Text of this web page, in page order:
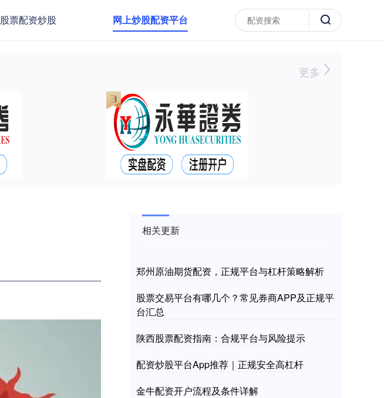
股票配资炒股 网上炒股配资平台
更多
相关更新
郑州原油期货配资，正规平台与杠杆策略解析
股票交易平台有哪几个？常见券商APP及正规平
台汇总
陕西股票配资指南：合规平台与风险提示
配资炒股平台App推荐｜正规安全高杠杆
金牛配资开户流程及条件详解